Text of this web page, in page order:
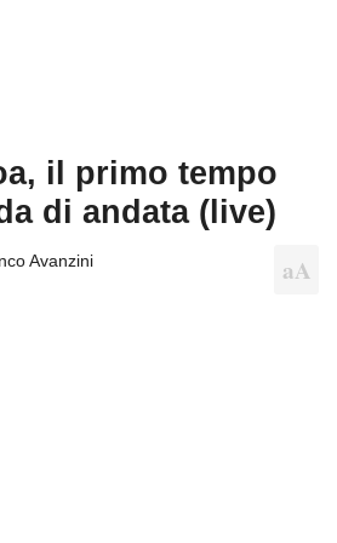
il primo tempo
di andata (live)
Avanzini